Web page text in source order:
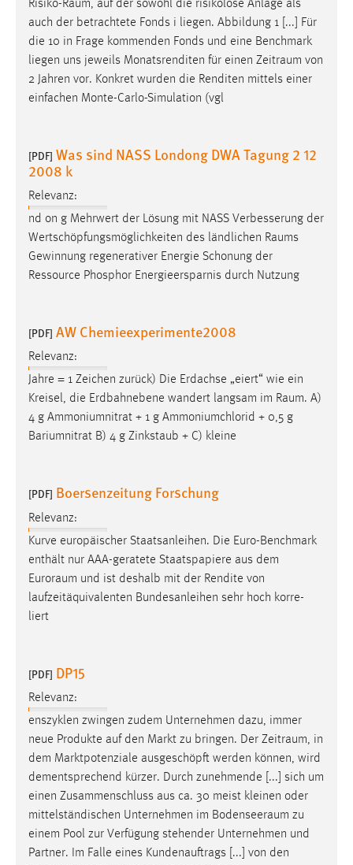
Risiko-Raum, auf der sowohl die risikolose Anlage als
auch der betrachtete Fonds i liegen. Abbildung 1 [...] Für
die 10 in Frage kommenden Fonds und eine Benchmark
liegen uns jeweils Monatsrenditen für einen Zeitraum von
2 Jahren vor. Konkret wurden die Renditen mittels einer
einfachen Monte-Carlo-Simulation (vgl
[PDF] Was sind NASS Londong DWA Tagung 2 12
2008 k
Relevanz:
nd on g Mehrwert der Lösung mit NASS Verbesserung der
Wertschöpfungsmöglichkeiten des ländlichen Raums
Gewinnung regenerativer Energie Schonung der
Ressource Phosphor Energieersparnis durch Nutzung
[PDF] AW Chemieexperimente2008
Relevanz:
Jahre = 1 Zeichen zurück) Die Erdachse „eiert“ wie ein
Kreisel, die Erdbahnebene wandert langsam im Raum. A)
4 g Ammoniumnitrat + 1 g Ammoniumchlorid + 0,5 g
Bariumnitrat B) 4 g Zinkstaub + C) kleine
[PDF] Boersenzeitung Forschung
Relevanz:
Kurve europäischer Staatsanleihen. Die Euro-Benchmark
enthält nur AAA-geratete Staatspapiere aus dem
Euroraum und ist deshalb mit der Rendite von
laufzeitäquivalenten Bundesanleihen sehr hoch korre-
liert
[PDF] DP15
Relevanz:
enszyklen zwingen zudem Unternehmen dazu, immer
neue Produkte auf den Markt zu bringen. Der Zeitraum, in
dem Marktpotenziale ausgeschöpft werden können, wird
dementsprechend kürzer. Durch zunehmende [...] sich um
einen Zusammenschluss aus ca. 30 meist kleinen oder
mittelständischen Unternehmen im Bodenseeraum zu
einem Pool zur Verfügung stehender Unternehmen und
Partner. Im Falle eines Kundenauftrags [...] von den